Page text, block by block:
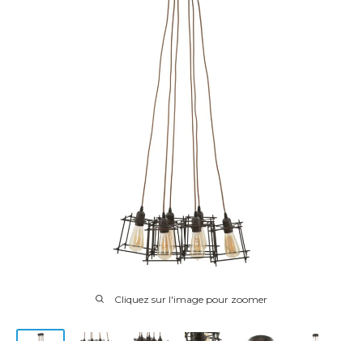
Cliquez sur l'image pour zoomer